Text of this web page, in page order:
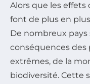
Alors que les
font de plus en plus
De nombreux
conséquences
extrêmes, de la
biodiversité. Cette